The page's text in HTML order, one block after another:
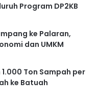
Program DP2KB
ke Palaran,
dan UMKM
Ton Sampah per
ke Batuah